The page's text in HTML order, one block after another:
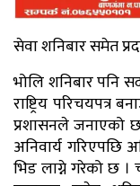
सेवा शनिबार समेत
भोलि शनिबार पनि
राष्ट्रिय परिचयपत्र
प्रशासनले जनाएको छ
अनिवार्य गरिएपछि
भिड लाग्ने गरेको छ